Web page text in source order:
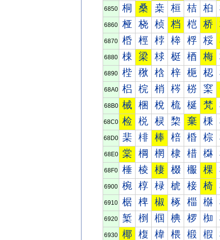
6850 桐 桑 桒 桓 桔 桕
6860 桠 桡 桢 档 桤 桥
6870 桰 桱 桲 桳 桴 桵
6880 梀 梁 梂 梃 梄 梅
6890 梐 梑 梒 梓 梔 梕
68A0 梠 梡 梢 梣 梤 梥
68B0 械 梱 梲 梳 梴 梵
68C0 检 棁 棂 棃 棄 棅
68D0 棐 棑 棒 棓 棔 棕
68E0 棠 棡 棢 棣 棤 棥
68F0 棰 棱 棲 棳 棴 棵
6900 椀 椁 椂 椃 椄 椅
6910 椐 椑 椒 椓 椔 椕
6920 椠 椡 椢 椣 椤 椥
6930 椰 椱 椲 椳 椴 椵